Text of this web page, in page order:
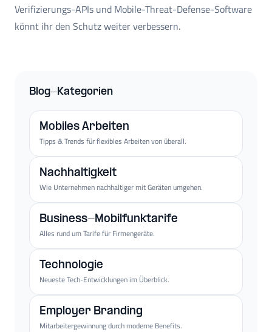
Verifizierungs-APIs und Mobile-Threat-Defense-Software
könnt ihr den Schutz weiter verbessern.
Blog-Kategorien
Mobiles Arbeiten
Tipps & Trends für flexibles Arbeiten von überall.
Nachhaltigkeit
Wie Unternehmen nachhaltiger mit Geräten umgehen.
Business-Mobilfunktarife
Alles rund um Tarife für Firmengeräte.
Technologie
Neueste Tech-Entwicklungen im Überblick.
Employer Branding
Mitarbeitergewinnung durch moderne Benefits.